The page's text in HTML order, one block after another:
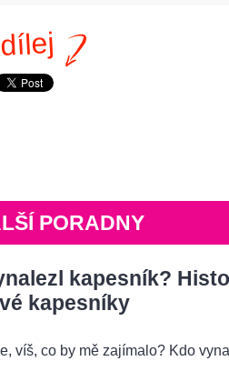
PORADNY
kapesník?
kapesníky
víš, co by mě zajímalo? Kdo